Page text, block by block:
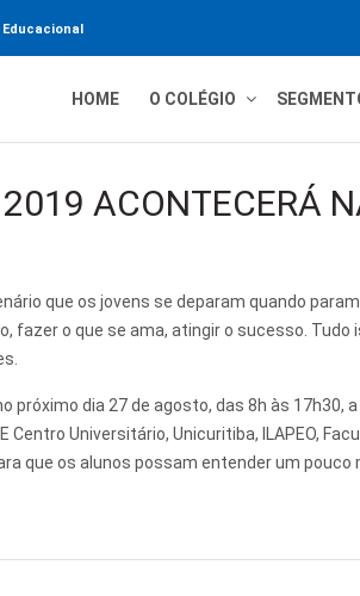
HOME O COLÉGIO
2019 ACONTECERÁ
que os jovens se deparam quando
fazer o que se ama, atingir o sucesso.
dia 27 de agosto, das 8h às 17h30,
Universitário, Unicuritiba, ILAPEO,
que os alunos possam entender um pouco